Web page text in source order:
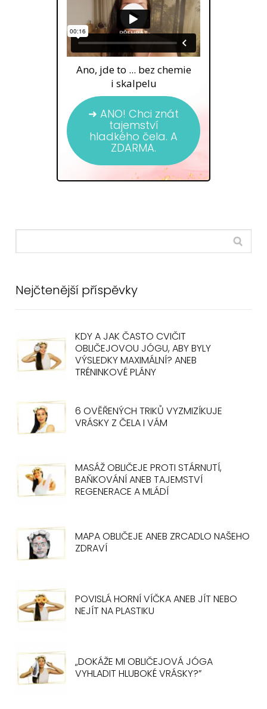
Ano, jde to ... bez chemie
i skalpelu
➜ ANO! Chci znát
tajemství
hladkého čela. A
ZDARMA.
Nejčtenější příspěvky
KDY A JAK ČASTO CVIČIT
OBLIČEJOVOU JÓGU, ABY BYLY
VÝSLEDKY MAXIMÁLNÍ? ANEB
TRÉNINKOVÉ PLÁNY
6 OVĚŘENÝCH TRIKŮ VYZMIZÍKUJE
VRÁSKY Z ČELA I VÁM
MASÁŽ OBLIČEJE PROTI STÁRNUTÍ,
BAŇKOVÁNÍ ANEB TAJEMSTVÍ
REGENERACE A MLÁDÍ
MAPA OBLIČEJE ANEB ZRCADLO NAŠEHO
ZDRAVÍ
POVISLÁ HORNÍ VÍČKA ANEB JÍT NEBO
NEJÍT NA PLASTIKU
„DOKÁŽE MI OBLIČEJOVÁ JÓGA
VYHLADIT HLUBOKÉ VRÁSKY?”